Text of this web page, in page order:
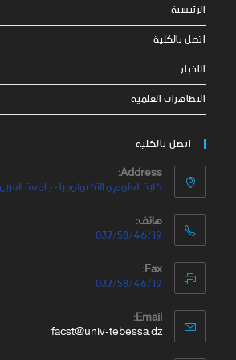
الرئيسية
اتصل بالكلية
الاخبار
التظاهرات العلمية
اتصل بالكلية
Address:
كلية العلوم و التكنولوجيا - جامعة العربي
هاتف:
037/58/46/19
Fax:
037/58/46/19
Email:
facst@univ-tebessa.dz